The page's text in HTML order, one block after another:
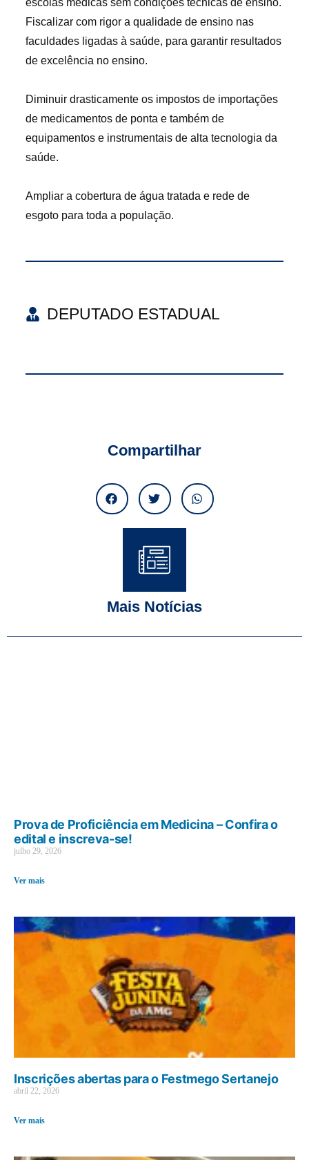
escolas médicas sem condições técnicas de ensino.
Fiscalizar com rigor a qualidade de ensino nas
faculdades ligadas à saúde, para garantir resultados
de excelência no ensino.
Diminuir drasticamente os impostos de importações
de medicamentos de ponta e também de
equipamentos e instrumentais de alta tecnologia da
saúde.
Ampliar a cobertura de água tratada e rede de
esgoto para toda a população.
DEPUTADO ESTADUAL
Compartilhar
Mais Notícias
Prova de Proficiência em Medicina – Confira o
edital e inscreva-se!
julho 29, 2026
Ver mais
Inscrições abertas para o Festmego Sertanejo
abril 22, 2026
Ver mais